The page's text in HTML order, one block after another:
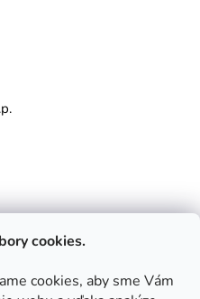
cookies.
cookies, aby sme Vám